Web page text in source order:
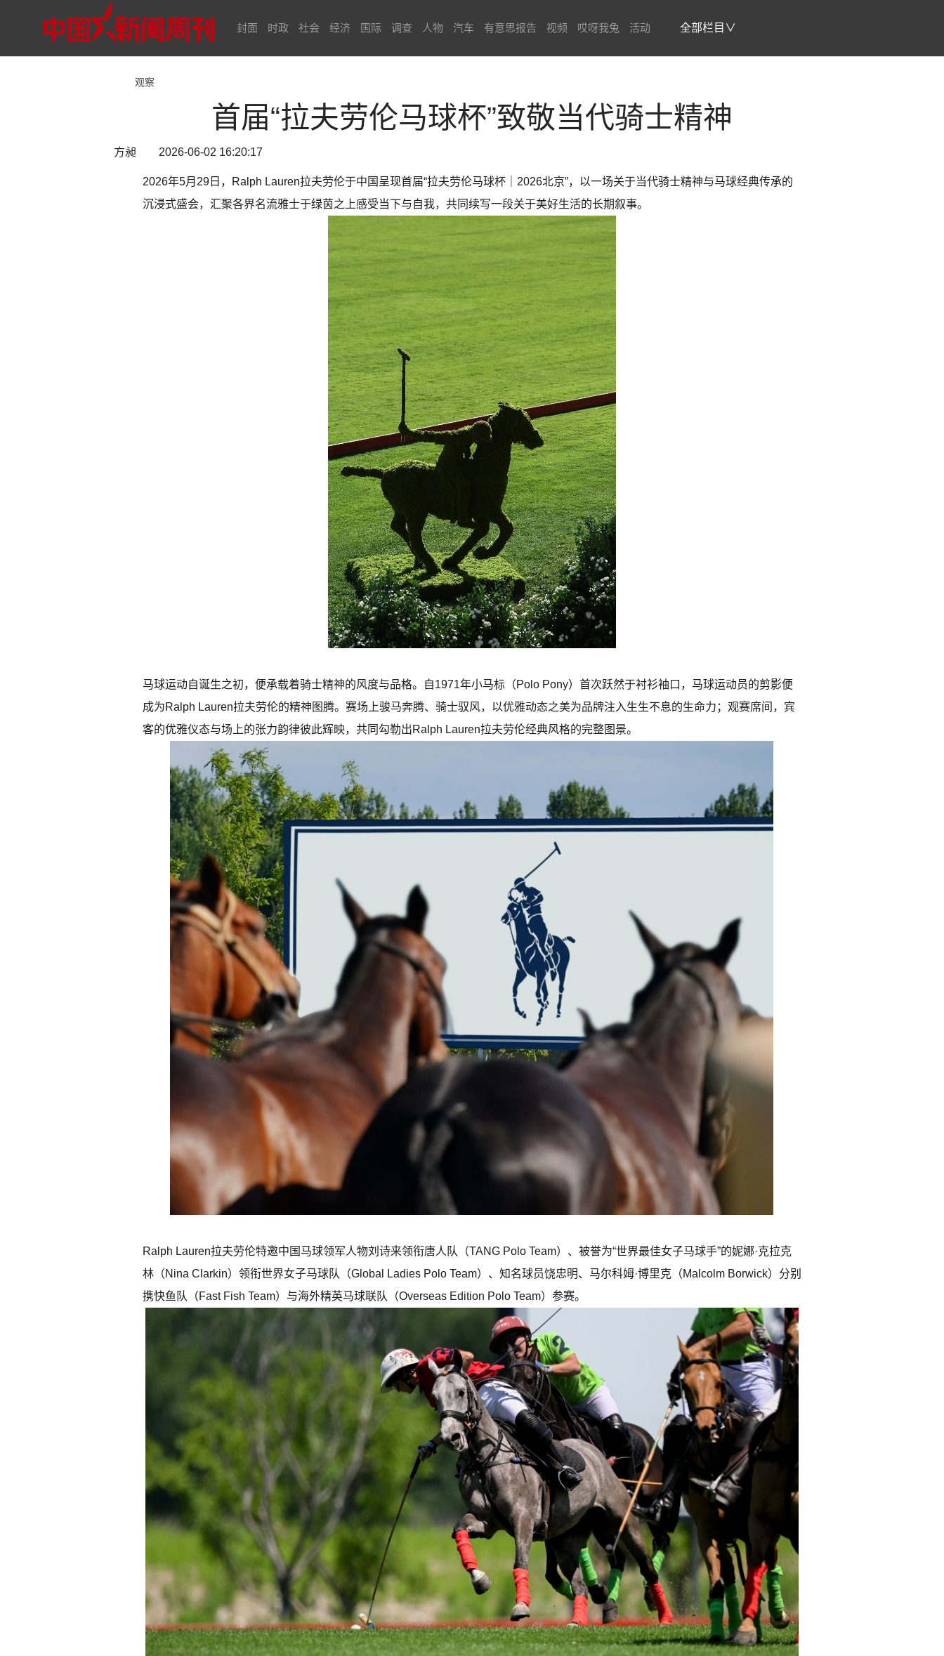
封面 时政 社会 经济 国际 调查 人物 汽车 有意思报告 视频 哎呀我兔 活动 全部栏目∨
观察
首届“拉夫劳伦马球杯”致敬当代骑士精神
方昶 2026-06-02 16:20:17
2026年5月29日，Ralph Lauren拉夫劳伦于中国呈现首届“拉夫劳伦马球杯｜2026北京”，以一场关于当代骑士精神与马球经典传承的
沉浸式盛会，汇聚各界名流雅士于绿茵之上感受当下与自我，共同续写一段关于美好生活的长期叙事。
马球运动自诞生之初，便承载着骑士精神的风度与品格。自1971年小马标（Polo Pony）首次跃然于衬衫袖口，马球运动员的剪影便
成为Ralph Lauren拉夫劳伦的精神图腾。赛场上骏马奔腾、骑士驭风，以优雅动态之美为品牌注入生生不息的生命力；观赛席间，宾
客的优雅仪态与场上的张力韵律彼此辉映，共同勾勒出Ralph Lauren拉夫劳伦经典风格的完整图景。
Ralph Lauren拉夫劳伦特邀中国马球领军人物刘诗来领衔唐人队（TANG Polo Team）、被誉为“世界最佳女子马球手”的妮娜·克拉克
林（Nina Clarkin）领衔世界女子马球队（Global Ladies Polo Team）、知名球员饶忠明、马尔科姆·博里克（Malcolm Borwick）分别
携快鱼队（Fast Fish Team）与海外精英马球联队（Overseas Edition Polo Team）参赛。